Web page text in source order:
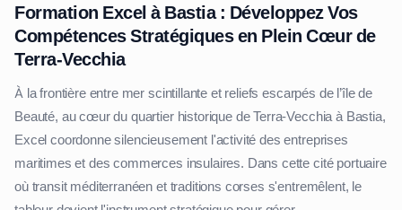
Formation Excel à Bastia : Développez Vos
Compétences Stratégiques en Plein Cœur de
Terra-Vecchia
À la frontière entre mer scintillante et reliefs escarpés de l’île de
Beauté, au cœur du quartier historique de Terra-Vecchia à Bastia,
Excel coordonne silencieusement l'activité des entreprises
maritimes et des commerces insulaires. Dans cette cité portuaire
où transit méditerranéen et traditions corses s'entremêlent, le